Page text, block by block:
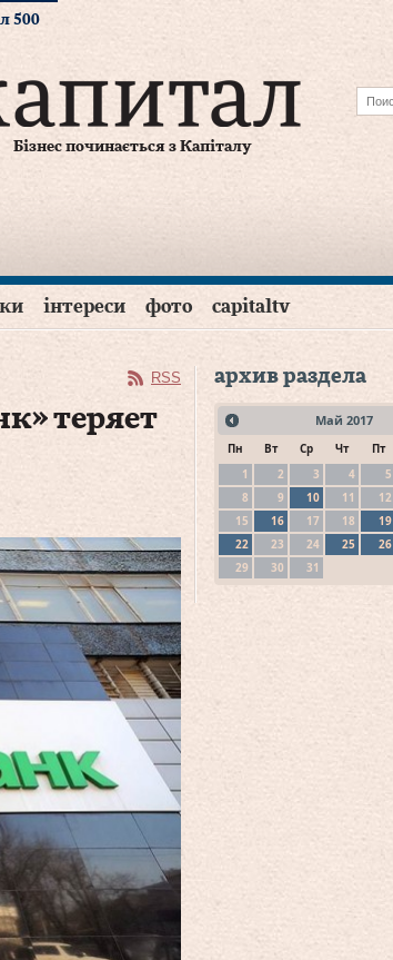
500
Бізнес починається з Капіталу
інтереси фото capitaltv
RSS
теряет
архив раздела
Май 2017
Пн Вт Ср Чт Пт
1
2 3 4 5
8
9 10 11 12
15
16 17 18 19
22
23 24 25 26
29
30 31